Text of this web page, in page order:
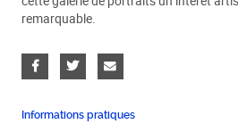
remarquable.
Informations pratiques